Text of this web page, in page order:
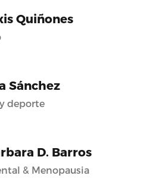
Quiñones
Sánchez
deporte
D. Barros
& Menopausia